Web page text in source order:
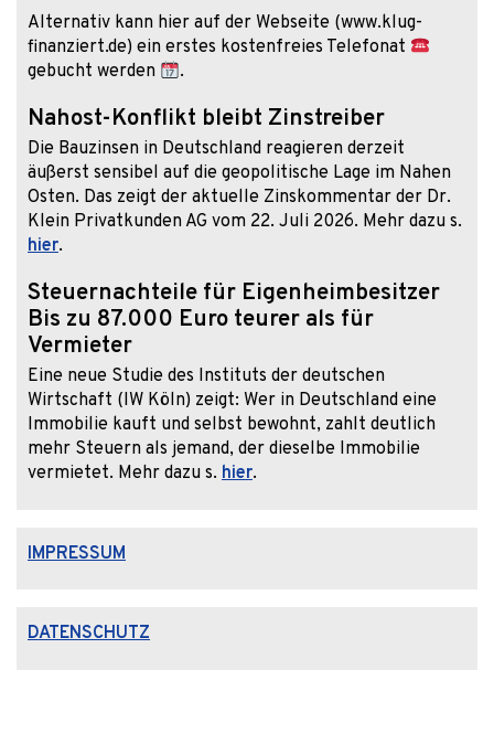
Alternativ kann hier auf der Webseite (www.klug-
finanziert.de) ein erstes kostenfreies Telefonat
gebucht werden
.
Nahost-Konflikt bleibt Zinstreiber
Die Bauzinsen in Deutschland reagieren derzeit
äußerst sensibel auf die geopolitische Lage im Nahen
Osten. Das zeigt der aktuelle Zinskommentar der Dr.
Klein Privatkunden AG vom 22. Juli 2026. Mehr dazu s.
hier.
Steuernachteile für Eigenheimbesitzer
Bis zu 87.000 Euro teurer als für
Vermieter
Eine neue Studie des Instituts der deutschen
Wirtschaft (IW Köln) zeigt: Wer in Deutschland eine
Immobilie kauft und selbst bewohnt, zahlt deutlich
mehr Steuern als jemand, der dieselbe Immobilie
vermietet. Mehr dazu s. hier.
IMPRESSUM
DATENSCHUTZ